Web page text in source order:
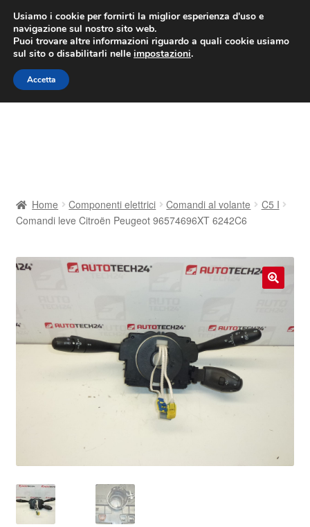
CONSEGNA da 7 EUR
Lun-Ven 9:00 - 16:00/800 580 290
Vai
alla
navigazione
Vai
al
contenuto
Consegna
Contatto
Pagamenti
Politica sulla riservatezza
Procedura di Reclamo
Registratore di cassa
Rimostranza
Spedizione in tutto il mondo
Home Componenti elettrici Comandi al volante
C5 I
Comandi leve Citroën Peugeot 96574696XT 6242C6
Usiamo i cookie per fornirti la miglior esperienza d'uso e
navigazione sul nostro sito web.
Puoi trovare altre informazioni riguardo a quali cookie usiamo
sul sito o disabilitarli nelle impostazioni.
Accetta